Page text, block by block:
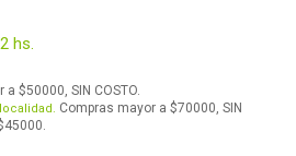
hs.
$50000, SIN COSTO.
Compras mayor a $70000, SIN